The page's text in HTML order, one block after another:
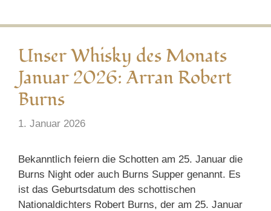
Unser Whisky des Monats
Januar 2026: Arran Robert
Burns
1. Januar 2026
Bekanntlich feiern die Schotten am 25. Januar die
Burns Night oder auch Burns Supper genannt. Es
ist das Geburtsdatum des schottischen
Nationaldichters Robert Burns, der am 25. Januar